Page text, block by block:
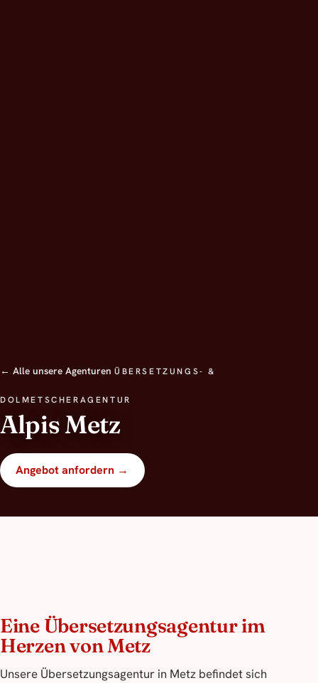
← Alle unsere Agenturen ÜBERSETZUNGS- &
DOLMETSCHERAGENTUR
Alpis Metz
Angebot anfordern →
Eine Übersetzungsagentur im
Herzen von Metz
Unsere Übersetzungsagentur in Metz befindet sich